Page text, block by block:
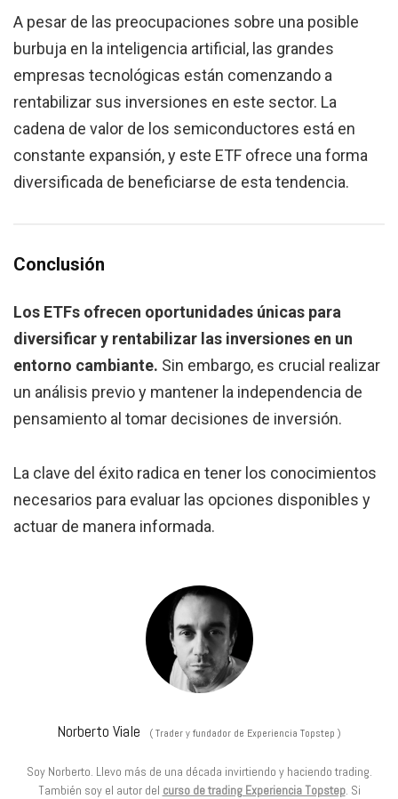
A pesar de las preocupaciones sobre una posible
burbuja en la inteligencia artificial, las grandes
empresas tecnológicas están comenzando a
rentabilizar sus inversiones en este sector. La
cadena de valor de los semiconductores está en
constante expansión, y este ETF ofrece una forma
diversificada de beneficiarse de esta tendencia.
Conclusión
Los ETFs ofrecen oportunidades únicas para
diversificar y rentabilizar las inversiones en un
entorno cambiante. Sin embargo, es crucial realizar
un análisis previo y mantener la independencia de
pensamiento al tomar decisiones de inversión.
La clave del éxito radica en tener los conocimientos
necesarios para evaluar las opciones disponibles y
actuar de manera informada.
Norberto Viale (Trader y fundador de Experiencia Topstep )
Soy Norberto. Llevo más de una década invirtiendo y haciendo trading.
También soy el autor del curso de trading Experiencia Topstep. Si